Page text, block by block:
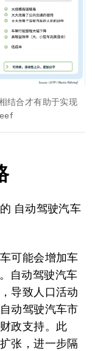
结合才有助于实现
自动驾驶汽车
可能会增加车
自动驾驶汽车
导致人口活动
动驾驶汽车市
政支持。此
张，进一步隔